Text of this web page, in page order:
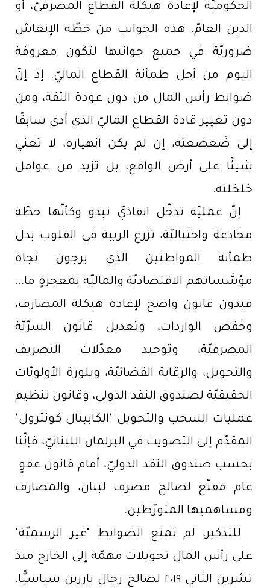
الحكوميّة لإعادة هيكلة القطاع المصرفيّ، أو
الدين العامّ. هذه الجوانب من خطّة الإنعاش
ضروريّة في جميع جوانبها لتكون معروفة
اليوم من أجل طمأنة القطاع الماليّ. إذ إنّ
ضوابط رأس المال من دون عودة الثقة، ومن
دون تغيير قادة القطاع الماليّ الذي أدى سابقًا
إلى ضَعضعته، إن لم يكن انهياره، لا تعني
شيئًا على أرض الواقع، بل تزيد من عوامل
خلخلته.
إنّ عمليّة تدخّل انقاذيّ تبدو وكأنّها خطّة
مخادعة واحتياليّة، تزرع الريبة في القلوب بدل
طمأنة المواطنين الذي يرجون نجاة
مؤسَّساتهم الاقتصاديّة والماليّة بمعجزةٍ ما...
فبدون قانون واضح لإعادة هيكلة المصارف،
وخفض الواردات، وتعديل قانون السرّيّة
المصرفيّة، وتوحيد معدّلات التصريف
والتحويل، والرقابة القضائيّة، وبلورة الأولويّات
الحقيقيّة لصندوق النقد الدولي، وقانون تنظيم
عمليات السحب والتحويل "الكابيتال كونترول"
المقدّم إلى التصويت في البرلمان اللبنانيّ، فإنّنا
بحسب صندوق النقد الدوليّ، أمام قانون عفوٍ ​​
عام مقنّع لصالح مصرف لبنان، والمصارف
ومساهميها المتورّطين.
للتذكير، لم تمنع الضوابط "غير الرسميّة"
على رأس المال تحويلات مهمّة إلى الخارج منذ
تشرين الثاني ٢٠١٩ لصالح رجال بارزين سياسيًّا.